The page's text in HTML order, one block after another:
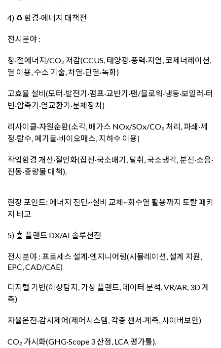
4) ♻️ 환경·에너지 대책전
전시분야 :
창·절에너지/CO₂ 저감(CCUS, 태양광·풍력·지열, 코제너레이션,
열 이용, 수소 기술, 차열·단열·녹화)
고효율 설비(모터·발전기·펌프·교반기·팬/블로워·냉동·보일러·터
빈·압축기·열교환기·분체장치)
리사이클·자원순환(소각, 배가스 NOx/SOx/CO₂ 처리, 파쇄·세
정·탈수, 폐기물·바이오매스, 지하수 이용)
작업환경 개선·절인화(집진·국소배기, 탈취, 국소냉각, 분진·소음·
진동·중량물 대책).
현장 포인트: 에너지 진단~설비 교체~회수열 활용까지 토탈 패키
지 비교
5) 🤖 플랜트 DX/AI 솔루션전
전시분야 : 프로세스 설계·엔지니어링(시뮬레이션, 설계 지원,
EPC, CAD/CAE)
디지털 기반(이상탐지, 가상 플랜트, 데이터 분석, VR/AR, 3D 계
측)
자율운전·감시제어(제어시스템, 각종 센서·계측, 사이버보안)
CO₂ 가시화(GHG·Scope 3 산정, LCA 평가툴).